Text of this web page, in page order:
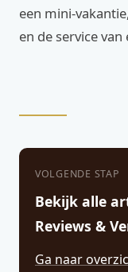
een mini-
en de service
VOLGENDE STAP
Bekijk alle
Reviews &
Ga naar